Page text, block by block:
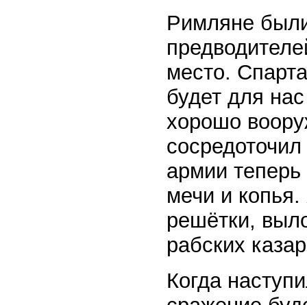
Римляне
место.
будет для
хорошо
армии теперь
мечи и
решётки,
рабских
Когда